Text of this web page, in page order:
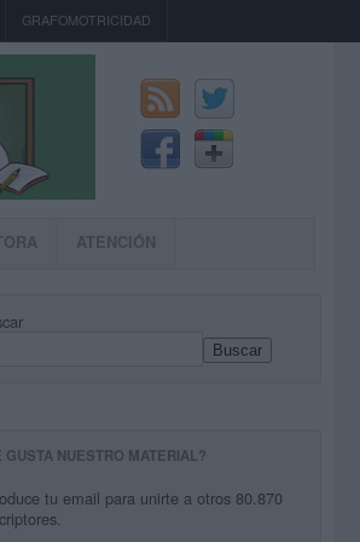
GRAFOMOTRICIDAD
ATENCIÓN
Buscar
GUSTA NUESTRO MATERIAL?
tu email para unirte a otros 80.870